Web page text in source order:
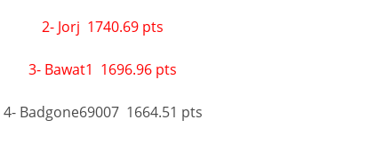
2- Jorj 1740.69 pts
3- Bawat1 1696.96 pts
4- Badgone69007 1664.51 pts